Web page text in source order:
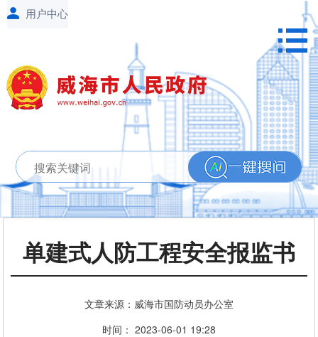
单建式人防工程安全报监书
文章来源：威海市国防动员办公室
时间： 2023-06-01 19:28